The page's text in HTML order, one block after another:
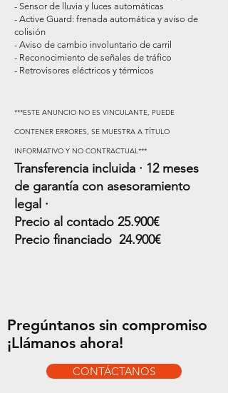
-⁠ ⁠Sensor de lluvia y luces automáticas
-⁠ ⁠Active Guard: frenada automática y aviso de
colisión
-⁠ ⁠Aviso de cambio involuntario de carril
-⁠ ⁠Reconocimiento de señales de tráfico
-⁠ ⁠Retrovisores eléctricos y térmicos
***ESTE ANUNCIO NO ES VINCULANTE, PUEDE
CONTENER ERRORES, SE MUESTRA A TÍTULO
INFORMATIVO Y NO CONTRACTUAL***
Transferencia incluida · 12 meses
de garantía con asesoramiento
legal ·
Precio al contado 25.900€
Precio financiado 24.900€
Pregúntanos sin compromiso
¡Llámanos ahora!
CONTÁCTANOS